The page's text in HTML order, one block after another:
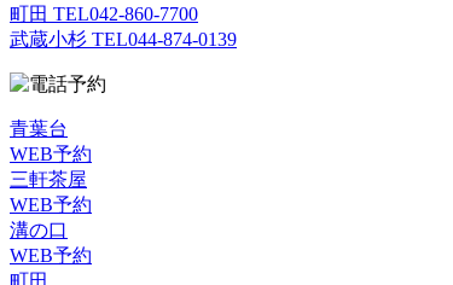
町田 TEL042-860-7700
武蔵小杉 TEL044-874-0139
青葉台
WEB予約
三軒茶屋
WEB予約
溝の口
WEB予約
町田